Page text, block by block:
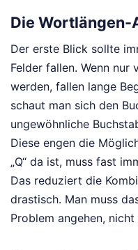
Die Wortlängen-
Der erste Blick sollte
Felder fallen. Wenn nur
werden, fallen lange
schaut man sich den
ungewöhnliche
Diese engen die
„Q“ da ist, muss fast
Das reduziert die
drastisch. Man muss
Problem angehen,